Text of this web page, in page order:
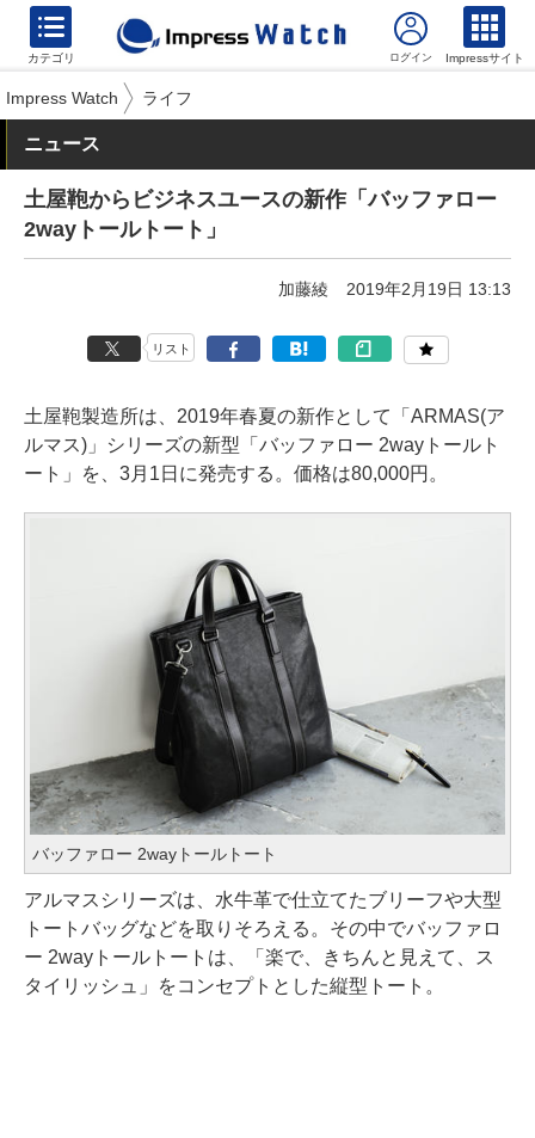
カテゴリ Impressサイト
Impress Watch ライフ
ニュース
土屋鞄からビジネスユースの新作「バッファロー
2wayトールトート」
加藤綾 2019年2月19日 13:13
リスト
土屋鞄製造所は、2019年春夏の新作として「ARMAS(ア
ルマス)」シリーズの新型「バッファロー 2wayトールト
ート」を、3月1日に発売する。価格は80,000円。
バッファロー 2wayトールトート
アルマスシリーズは、水牛革で仕立てたブリーフや大型
トートバッグなどを取りそろえる。その中でバッファロ
ー 2wayトールトートは、「楽で、きちんと見えて、ス
タイリッシュ」をコンセプトとした縦型トート。